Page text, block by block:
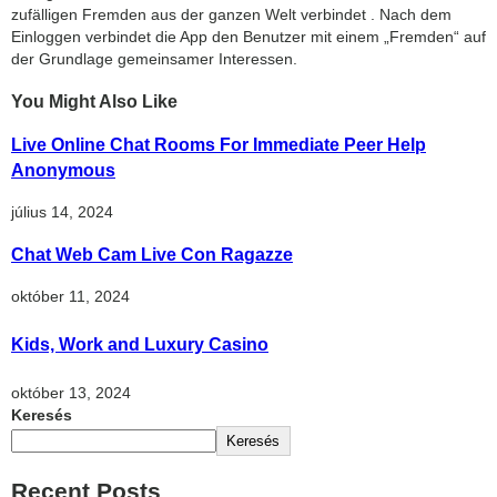
zufälligen Fremden aus der ganzen Welt verbindet . Nach dem
Einloggen verbindet die App den Benutzer mit einem „Fremden“ auf
der Grundlage gemeinsamer Interessen.
You Might Also Like
Live Online Chat Rooms For Immediate Peer Help
Anonymous
július 14, 2024
Chat Web Cam Live Con Ragazze
október 11, 2024
Kids, Work and Luxury Casino
október 13, 2024
Keresés
Keresés
Recent Posts